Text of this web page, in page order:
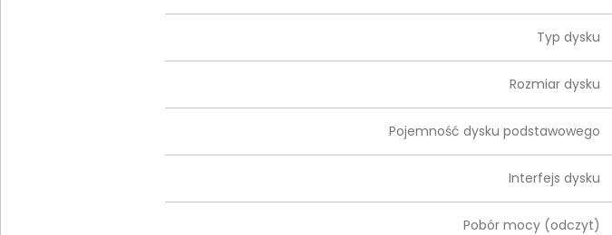
Typ dysku
Rozmiar dysku
Pojemność dysku podstawowego
Interfejs dysku
Pobór mocy (odczyt)